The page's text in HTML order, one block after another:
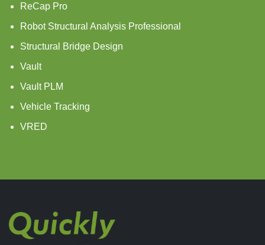
ReCap Pro
Robot Structural Analysis Professional
Structural Bridge Design
Vault
Vault PLM
Vehicle Tracking
VRED